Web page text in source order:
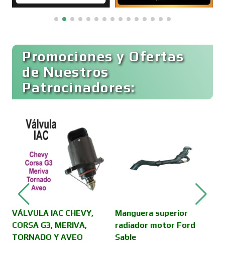
Cafeterías
Cajas de Ahorro
Cámaras de Comercio
Cancelería de Aluminio
Promociones y Ofertas
de Nuestros
Patrocinadores:
VÁLVULA IAC CHEVY,
CORSA G3, MERIVA,
TORNADO Y AVEO
Manguera superior
radiador motor Ford
Sable